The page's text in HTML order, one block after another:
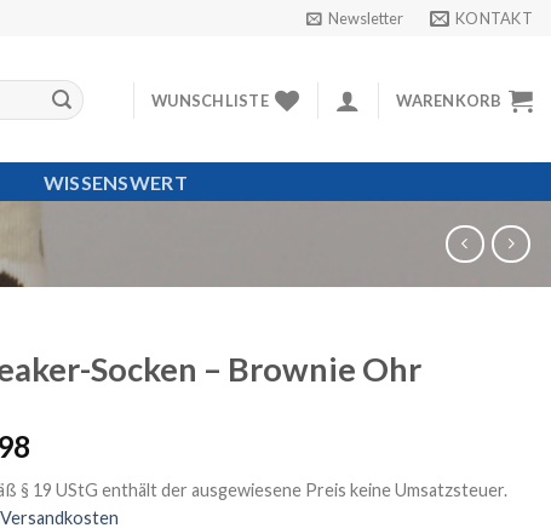
Newsletter KONTAKT
WUNSCHLISTE WARENKORB
WISSENSWERT
Socken – Brownie Ohr
§ 19 UStG enthält der ausgewiesene Preis keine Umsatzsteuer.
Versandkosten